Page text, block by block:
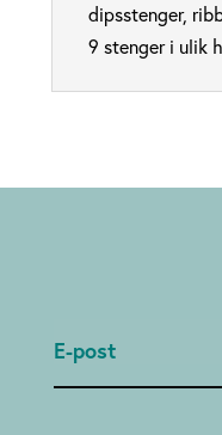
dipsstenger,
9 stenger i ulik